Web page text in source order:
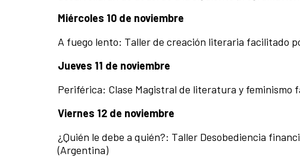
Miércoles 10 de noviembre
A fuego lento: Taller de creación literaria facilitado
Jueves 11 de noviembre
Periférica: Clase Magistral de literatura y feminismo
Viernes 12 de noviembre
¿Quién le debe a quién?: Taller Desobediencia
(Argentina)